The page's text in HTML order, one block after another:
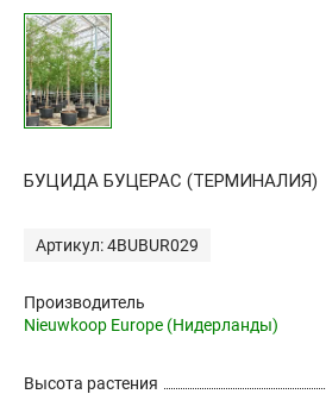
БУЦИДА БУЦЕРАС (ТЕРМИНАЛИЯ)
Артикул: 4BUBUR029
Производитель
Nieuwkoop Europe (Нидерланды)
Высота растения